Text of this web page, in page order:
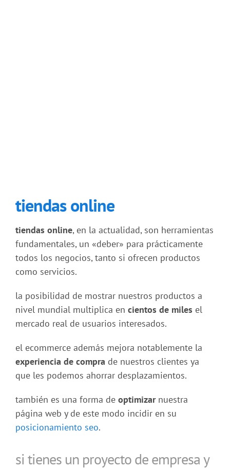
tiendas online
tiendas online, en la actualidad, son herramientas
fundamentales, un «deber» para prácticamente
todos los negocios, tanto si ofrecen productos
como servicios.
la posibilidad de mostrar nuestros productos a
nivel mundial multiplica en cientos de miles el
mercado real de usuarios interesados.
el ecommerce además mejora notablemente la
experiencia de compra de nuestros clientes ya
que les podemos ahorrar desplazamientos.
también es una forma de optimizarnuestra
página web y de este modo incidir en su
posicionamiento seo.
si tienes un proyecto de empresa y